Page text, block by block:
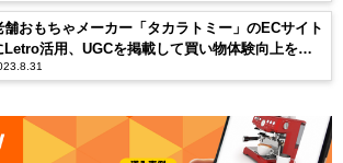
倍・CPA27％の改善に成功
舗おもちゃメーカー「タカラトミー」のECサイト
Letro活用、UGCを掲載して買い物体験向上を狙